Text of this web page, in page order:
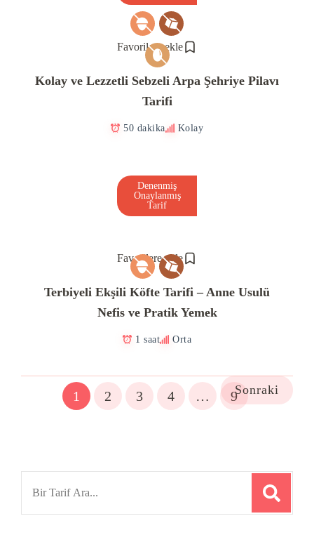
Favorilere ekle
Kolay ve Lezzetli Sebzeli Arpa Şehriye Pilavı
Tarifi
50 dakika Kolay
Favorilere ekle
Denenmiş
Onaylanmış
Tarif
Terbiyeli Ekşili Köfte Tarifi – Anne Usulü
Nefis ve Pratik Yemek
1 saat Orta
1 2 3 4 … 9Sonraki